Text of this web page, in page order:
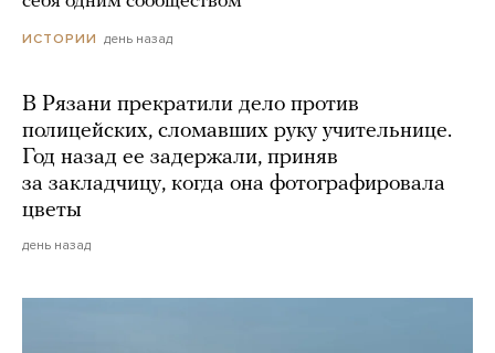
ИСТОРИИ день назад
В Рязани прекратили дело против
полицейских, сломавших руку учительнице.
Год назад ее задержали, приняв
за закладчицу, когда она фотографировала
цветы
день назад